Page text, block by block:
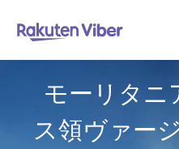
モーリタニ
ス領ヴァー